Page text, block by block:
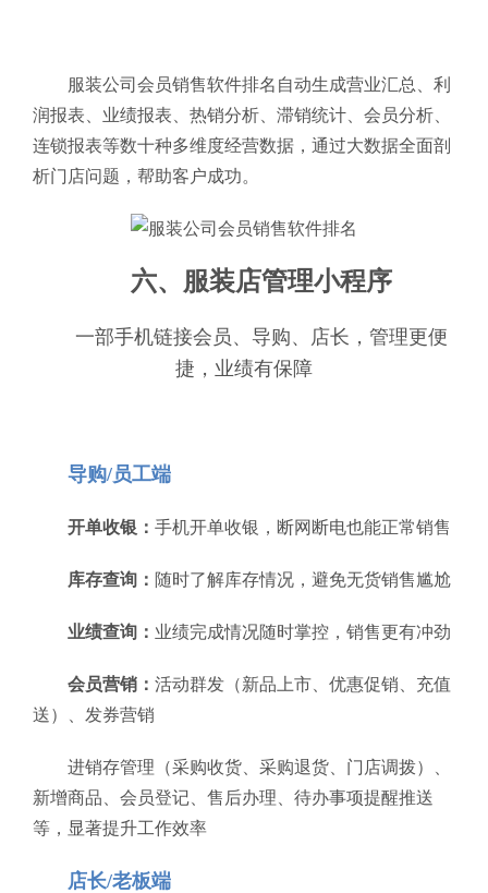
服装公司会员销售软件排名自动生成营业汇总、利
润报表、业绩报表、热销分析、滞销统计、会员分析、
连锁报表等数十种多维度经营数据，通过大数据全面剖
析门店问题，帮助客户成功。
六、服装店管理小程序
一部手机链接会员、导购、店长，管理更便
捷，业绩有保障
导购/员工端
开单收银： 手机开单收银，断网断电也能正常销售
库存查询： 随时了解库存情况，避免无货销售尴尬
业绩查询： 业绩完成情况随时掌控，销售更有冲劲
会员营销： 活动群发（新品上市、优惠促销、充值
送）、发券营销
进销存管理（采购收货、采购退货、门店调拨）、
新增商品、会员登记、售后办理、待办事项提醒推送
等，显著提升工作效率
店长/老板端